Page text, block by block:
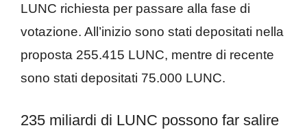
LUNC richiesta per passare alla fase di
votazione. All’inizio sono stati depositati nella
proposta 255.415 LUNC, mentre di recente
sono stati depositati 75.000 LUNC.
235 miliardi di LUNC possono far salire